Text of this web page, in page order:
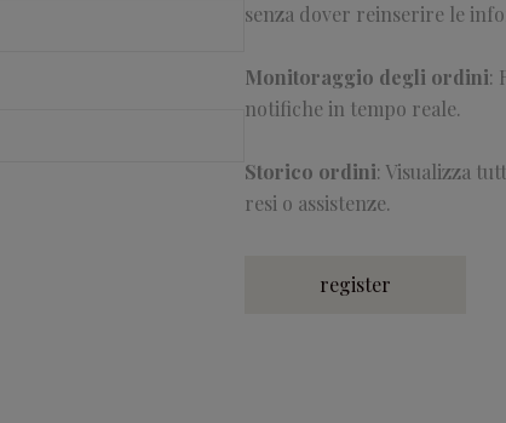
senza dover reinserire le
Monitoraggio degli ordini:
notifiche in tempo reale.
Storico ordini: Visualizza
resi o assistenze.
register